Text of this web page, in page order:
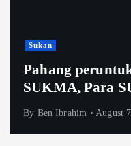
Sukan
Pahang
SUKMA, Para
By Ben Ibrahim August